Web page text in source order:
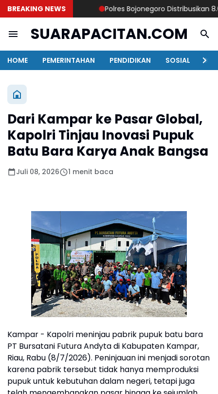
BREAKING NEWS Polres Bojonegoro Distribusikan
SUARAPACITAN.COM
HOME PEMERINTAHAN PENDIDIKAN SOSIAL
Dari Kampar ke Pasar Global,
Kapolri Tinjau Inovasi Pupuk
Batu Bara Karya Anak Bangsa
Juli 08, 2026 1 menit baca
Kampar - Kapolri meninjau pabrik pupuk batu bara
PT Bursatani Futura Andyta di Kabupaten Kampar,
Riau, Rabu (8/7/2026). Peninjauan ini menjadi sorotan
karena pabrik tersebut tidak hanya memproduksi
pupuk untuk kebutuhan dalam negeri, tetapi juga